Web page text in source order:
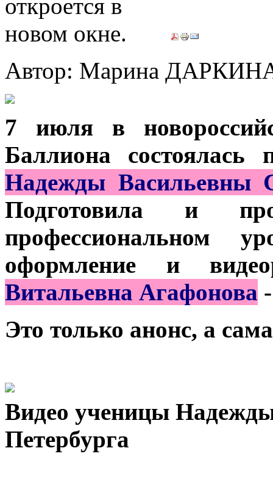
Автор: Марина
7 июля в
Баллиона состоялась
Надежды Васильевны
Подготовила и
профессиональном
оформление и
Витальевна Агафонова -
Это только анонс, а
Видео ученицы
Петербурга